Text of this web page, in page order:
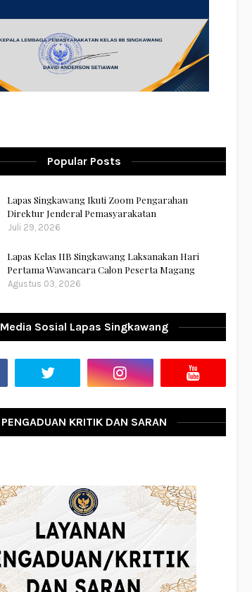
Popular Posts
Lapas Singkawang Ikuti Zoom Pengarahan
Direktur Jenderal Pemasyarakatan
Juli 29, 2026
Lapas Kelas IIB Singkawang Laksanakan Hari
Pertama Wawancara Calon Peserta Magang
Agustus 03, 2026
Media Sosial Lapas Singkawang
PENGADUAN KRITIK DAN SARAN